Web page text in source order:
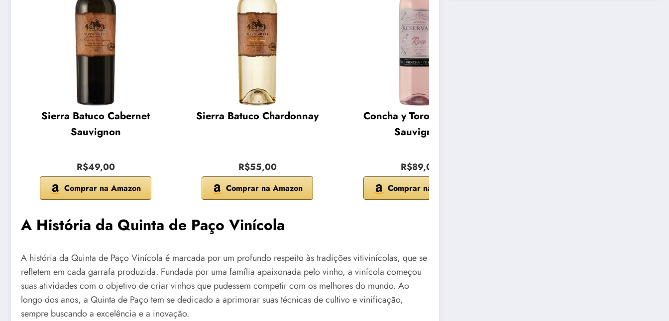
Sierra Batuco Cabernet
Sauvignon
R$49,00
Comprar na Amazon
Sierra Batuco Chardonnay
R$55,00
Comprar na Amazon
Concha y Toro Cabernet
Sauvignon
R$89,00
Comprar na Amazon
A História da Quinta de Paço Vinícola
A história da Quinta de Paço Vinícola é marcada por um profundo respeito às tradições vitivinícolas, que se
refletem em cada garrafa produzida. Fundada por uma família apaixonada pelo vinho, a vinícola começou
suas atividades com o objetivo de criar vinhos que pudessem competir com os melhores do mundo. Ao
longo dos anos, a Quinta de Paço tem se dedicado a aprimorar suas técnicas de cultivo e vinificação,
sempre buscando a excelência e a inovação.